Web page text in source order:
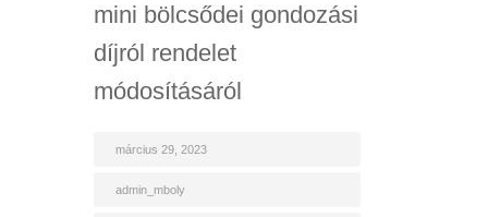
mini bölcsődei gondozási
díjról rendelet
módosításáról
március 29, 2023
admin_mboly